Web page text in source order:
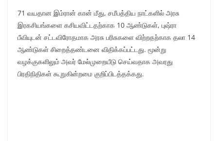
71 வயதான இம்ரான் கான் மீது, சமீபத்திய நாட்களில் அரசு
இரகசியங்களை கசியவிட்டதற்காக 10 ஆண்டுகள், புஷ்ரா
பீவியுடன் சட்டவிரோதமாக அரசு பரிசுகளை விற்றதற்காக தலா 14
ஆண்டுகள் சிறைத்தண்டனை விதிக்கப்பட்டது. மூன்று
வழக்குகளிலும் அவர் மேல்முறையீடு செய்வதாக அவரது
பிரதிநிதிகள் கூறுகின்றமை குறிப்பிடத்தக்கது.